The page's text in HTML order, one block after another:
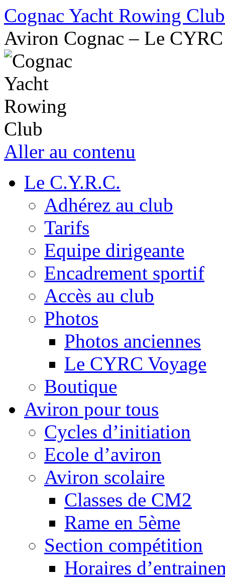
Cognac Yacht Rowing Club
Aviron Cognac – Le CYRC
Aller au contenu
Le C.Y.R.C.
Adhérez au club
Tarifs
Equipe dirigeante
Encadrement sportif
Accès au club
Photos
Photos anciennes
Le CYRC Voyage
Boutique
Aviron pour tous
Cycles d’initiation
Ecole d’aviron
Aviron scolaire
Classes de CM2
Rame en 5ème
Section compétition
Horaires